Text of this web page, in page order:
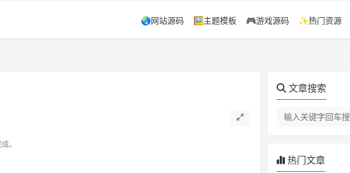
🌏网站源码 🖼️主题模板 🎮游戏源码 ✨热门资源
。
文章搜索
热门文章